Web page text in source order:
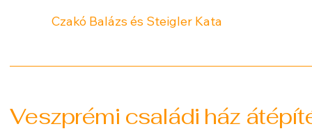
Czakó Balázs és Steigler Kata
Veszprémi családi ház